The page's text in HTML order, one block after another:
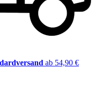
ab 54,90 €